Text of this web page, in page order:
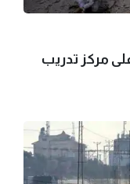
مركز تدريب